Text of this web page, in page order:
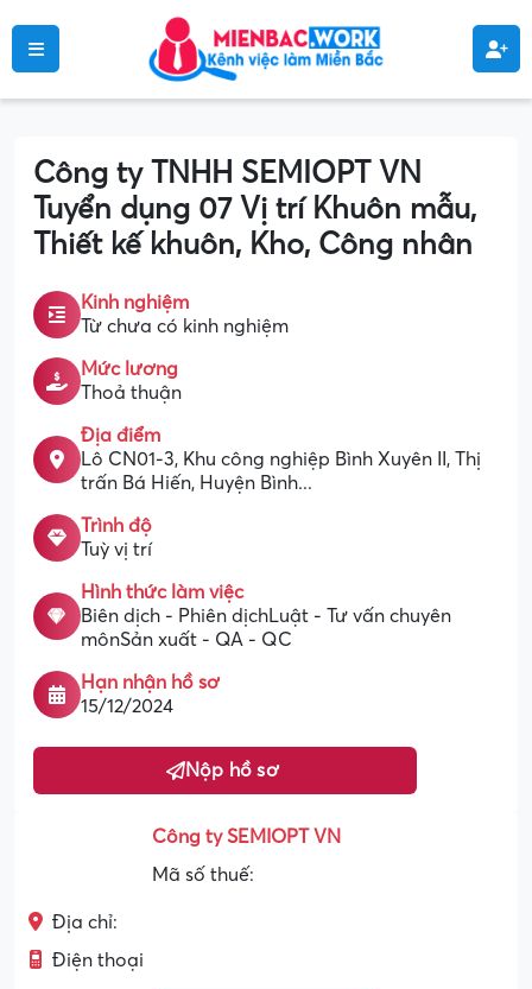
Công ty TNHH SEMIOPT VN
Tuyển dụng 07 Vị trí Khuôn mẫu,
Thiết kế khuôn, Kho, Công nhân
Kinh nghiệm
Từ chưa có kinh nghiệm
Mức lương
Thoả thuận
Địa điểm
Lô CN01-3, Khu công nghiệp Bình Xuyên II, Thị
trấn Bá Hiến, Huyện Bình...
Trình độ
Tuỳ vị trí
Hình thức làm việc
Biên dịch - Phiên dịchLuật - Tư vấn chuyên
mônSản xuất - QA - QC
Hạn nhận hồ sơ
15/12/2024
Nộp hồ sơ
Công ty SEMIOPT VN
Mã số thuế:
Địa chỉ:
Điện thoại